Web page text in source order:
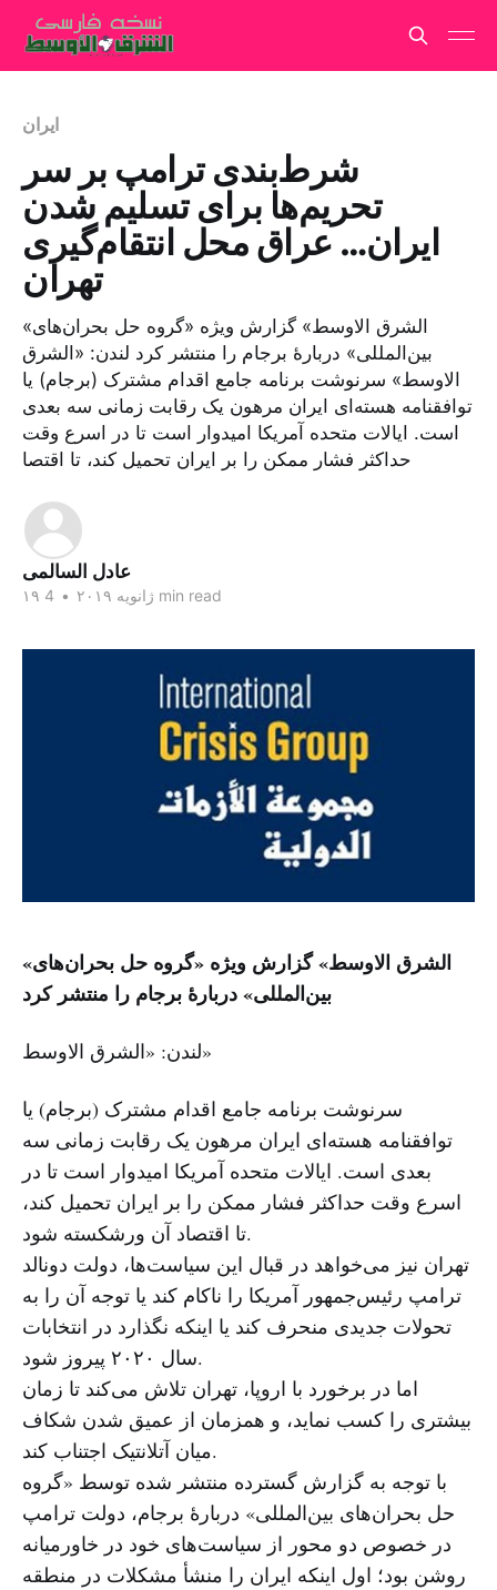
ایران
شرط‌بندی ترامپ بر سر
تحریم‌ها برای تسلیم شدن
ایران… عراق محل انتقام‌گیری
تهران
«الشرق الاوسط» گزارش ویژه «گروه حل بحران‌های
بین‌المللی» دربارهٔ برجام را منتشر کرد لندن: «الشرق
الاوسط» سرنوشت برنامه جامع اقدام مشترک (برجام) یا
توافقنامه هسته‌ای ایران مرهون یک رقابت زمانی سه بعدی
است. ایالات متحده آمریکا امیدوار است تا در اسرع وقت
حداکثر فشار ممکن را بر ایران تحمیل کند، تا اقتصا
عادل السالمى
۱۹ ژانویه ۲۰۱۹ • 4 min read
«الشرق الاوسط» گزارش ویژه «گروه حل بحران‌های
بین‌المللی» دربارهٔ برجام را منتشر کرد
لندن: «الشرق الاوسط»
سرنوشت برنامه جامع اقدام مشترک (برجام) یا
توافقنامه هسته‌ای ایران مرهون یک رقابت زمانی سه
بعدی است. ایالات متحده آمریکا امیدوار است تا در
اسرع وقت حداکثر فشار ممکن را بر ایران تحمیل کند،
تا اقتصاد آن ورشکسته شود.
تهران نیز می‌خواهد در قبال این سیاست‌ها، دولت دونالد
ترامپ رئیس‌جمهور آمریکا را ناکام کند یا توجه آن را به
تحولات جدیدی منحرف کند یا اینکه نگذارد در انتخابات
سال ۲۰۲۰ پیروز شود.
اما در برخورد با اروپا، تهران تلاش می‌کند تا زمان
بیشتری را کسب نماید، و همزمان از عمیق شدن شکاف
میان آتلانتیک اجتناب کند.
با توجه به گزارش گسترده منتشر شده توسط «گروه
حل بحران‌های بین‌المللی» دربارهٔ برجام، دولت ترامپ
در خصوص دو محور از سیاست‌های خود در خاورمیانه
روشن بود؛ اول اینکه ایران را منشأ مشکلات در منطقه